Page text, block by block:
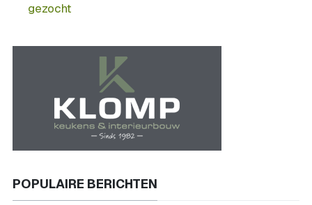
gezocht
POPULAIRE BERICHTEN